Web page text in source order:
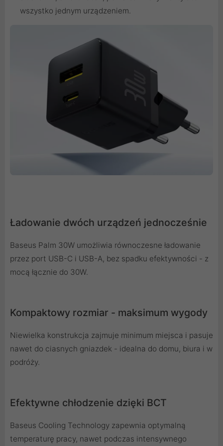
wszystko jednym urządzeniem.
Ładowanie dwóch urządzeń jednocześnie
Baseus Palm 30W umożliwia równoczesne ładowanie
przez port USB-C i USB-A, bez spadku efektywności - z
mocą łącznie do 30W.
Kompaktowy rozmiar - maksimum wygody
Niewielka konstrukcja zajmuje minimum miejsca i pasuje
nawet do ciasnych gniazdek - idealna do domu, biura i w
podróży.
Efektywne chłodzenie dzięki BCT
Baseus Cooling Technology zapewnia optymalną
temperaturę pracy, nawet podczas intensywnego